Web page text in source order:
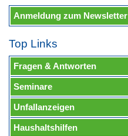
Anmeldung zum Newsletter
Top Links
Fragen & Antworten
Seminare
Unfallanzeigen
Haushaltshilfen